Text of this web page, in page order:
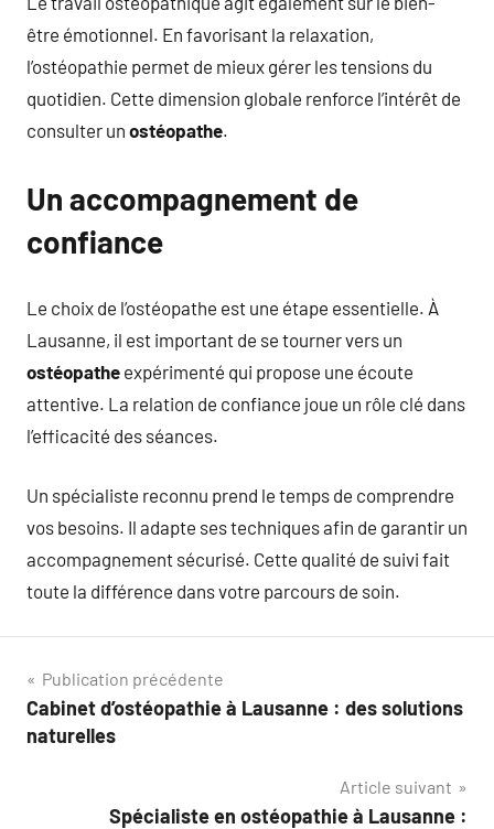
être émotionnel. En favorisant la relaxation,
l’ostéopathie permet de mieux gérer les tensions du
quotidien. Cette dimension globale renforce l’intérêt de
consulter un ostéopathe.
Un accompagnement de
confiance
Le choix de l’ostéopathe est une étape essentielle. À
Lausanne, il est important de se tourner vers un
ostéopathe expérimenté qui propose une écoute
attentive. La relation de confiance joue un rôle clé dans
l’efficacité des séances.
Un spécialiste reconnu prend le temps de comprendre
vos besoins. Il adapte ses techniques afin de garantir un
accompagnement sécurisé. Cette qualité de suivi fait
toute la différence dans votre parcours de soin.
Navigation
de
Publication précédente
Cabinet d’ostéopathie à Lausanne : des solutions
naturelles
Article suivant
Spécialiste en ostéopathie à Lausanne :